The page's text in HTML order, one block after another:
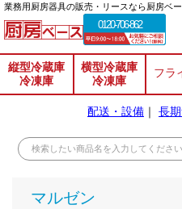
業務⽤厨房器具の販売・リースなら厨房ベ
0120-706-862
縦型冷蔵庫
冷凍庫
横型冷蔵庫
冷凍庫
フラ
配送・設備 ｜ 長
マルゼン